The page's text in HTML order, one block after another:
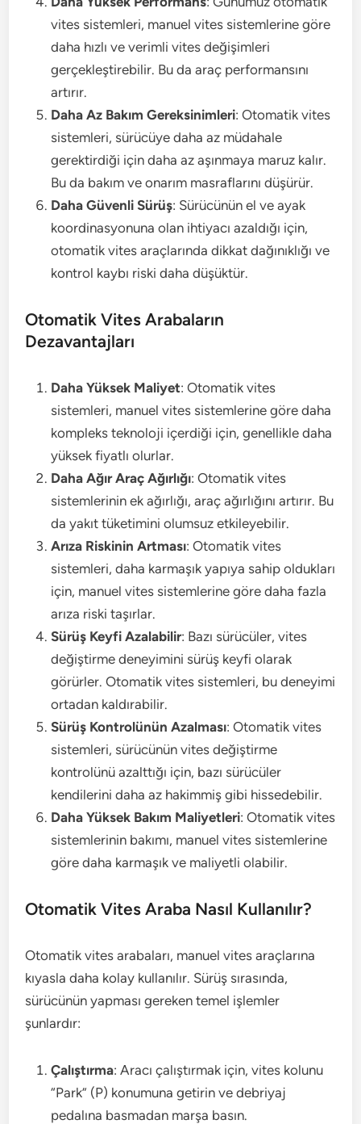
vites sistemleri, manuel vites sistemlerine göre
daha hızlı ve verimli vites değişimleri
gerçekleştirebilir. Bu da araç performansını
artırır.
Daha Az Bakım Gereksinimleri: Otomatik vites
sistemleri, sürücüye daha az müdahale
gerektirdiği için daha az aşınmaya maruz kalır.
Bu da bakım ve onarım masraflarını düşürür.
Daha Güvenli Sürüş: Sürücünün el ve ayak
koordinasyonuna olan ihtiyacı azaldığı için,
otomatik vites araçlarında dikkat dağınıklığı ve
kontrol kaybı riski daha düşüktür.
Otomatik Vites Arabaların
Dezavantajları
Daha Yüksek Maliyet: Otomatik vites
sistemleri, manuel vites sistemlerine göre daha
kompleks teknoloji içerdiği için, genellikle daha
yüksek fiyatlı olurlar.
Daha Ağır Araç Ağırlığı: Otomatik vites
sistemlerinin ek ağırlığı, araç ağırlığını artırır. Bu
da yakıt tüketimini olumsuz etkileyebilir.
Arıza Riskinin Artması: Otomatik vites
sistemleri, daha karmaşık yapıya sahip oldukları
için, manuel vites sistemlerine göre daha fazla
arıza riski taşırlar.
Sürüş Keyfi Azalabilir: Bazı sürücüler, vites
değiştirme deneyimini sürüş keyfi olarak
görürler. Otomatik vites sistemleri, bu deneyimi
ortadan kaldırabilir.
Sürüş Kontrolünün Azalması: Otomatik vites
sistemleri, sürücünün vites değiştirme
kontrolünü azalttığı için, bazı sürücüler
kendilerini daha az hakimmiş gibi hissedebilir.
Daha Yüksek Bakım Maliyetleri: Otomatik vites
sistemlerinin bakımı, manuel vites sistemlerine
göre daha karmaşık ve maliyetli olabilir.
Otomatik Vites Araba Nasıl Kullanılır?
Otomatik vites arabaları, manuel vites araçlarına
kıyasla daha kolay kullanılır. Sürüş sırasında,
sürücünün yapması gereken temel işlemler
şunlardır:
Çalıştırma: Aracı çalıştırmak için, vites kolunu
“Park” (P) konumuna getirin ve debriyaj
pedalına basmadan marşa basın.